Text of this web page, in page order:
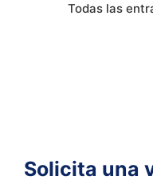
Todas las
Solicita una